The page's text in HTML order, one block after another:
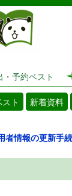
図書館
・予約ベスト
ト 新着資料
者情報の更新手